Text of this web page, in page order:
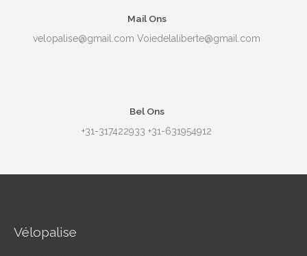
Mail Ons
velopalise@gmail.com Voiedelaliberte@gmail.com
Bel Ons
+31-317422933 +31-631954912
Vélopalise